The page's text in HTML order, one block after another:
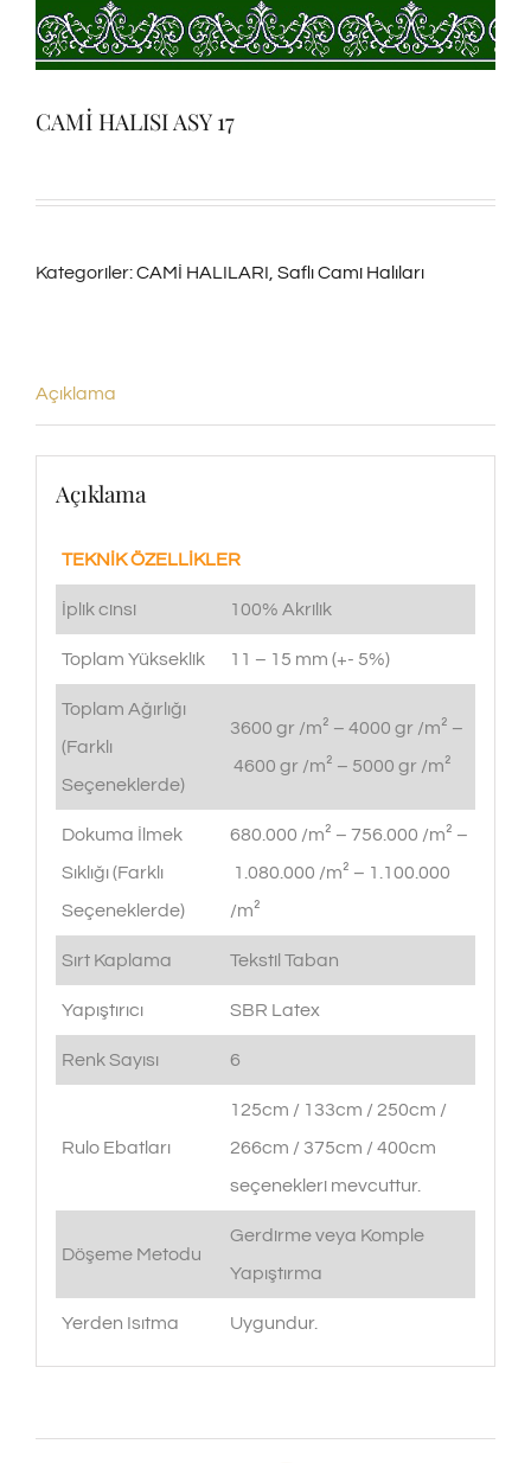
CAMİ HALISI ASY 17
Kategoriler:CAMİ HALILARI Saflı Cami Halıları
Açıklama
Açıklama
TEKNİK ÖZELLİKLER
İplik cinsi 100% Akrilik
Toplam Yükseklik 11 – 15 mm (+- 5%)
Toplam Ağırlığı
(Farklı
Seçeneklerde)
3600 gr /m² – 4000 gr /m² –
4600 gr /m² – 5000 gr /m²
Dokuma İlmek
Sıklığı (Farklı
Seçeneklerde)
680.000 /m² – 756.000 /m² –
1.080.000 /m² – 1.100.000
/m²
Sırt Kaplama Tekstil Taban
Yapıştırıcı SBR Latex
Renk Sayısı 6
Rulo Ebatları
125cm / 133cm / 250cm /
266cm / 375cm / 400cm
seçenekleri mevcuttur.
Döşeme Metodu
Gerdirme veya Komple
Yapıştırma
Yerden Isıtma Uygundur.